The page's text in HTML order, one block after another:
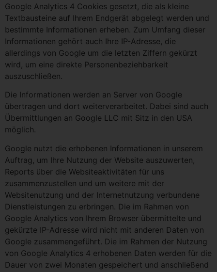
Google Analytics 4 Cookies gesetzt, die als kleine
Textbausteine auf Ihrem Endgerät abgelegt werden und
bestimmte Informationen erheben. Zum Umfang dieser
Informationen gehört auch Ihre IP-Adresse, die
allerdings von Google um die letzten Ziffern gekürzt
wird, um eine direkte Personenbeziehbarkeit
auszuschließen.
Die Informationen werden an Server von Google
übertragen und dort weiterverarbeitet. Dabei sind auch
Übermittlungen an Google LLC mit Sitz in den USA
möglich.
Google nutzt die erhobenen Informationen in unserem
Auftrag, um Ihre Nutzung der Website auszuwerten,
Reports über die Websiteaktivitäten für uns
zusammenzustellen und um weitere mit der
Websitenutzung und der Internetnutzung verbundene
Dienstleistungen zu erbringen. Die im Rahmen von
Google Analytics von Ihrem Browser übermittelte und
gekürzte IP-Adresse wird nicht mit anderen Daten von
Google zusammengeführt. Die im Rahmen der Nutzung
von Google Analytics 4 erhobenen Daten werden für die
Dauer von zwei Monaten gespeichert und anschließend